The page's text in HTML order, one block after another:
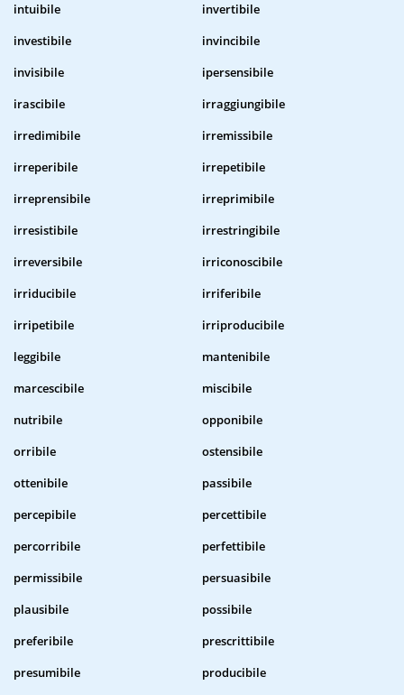
intuibile
invertibile
investibile
invincibile
invisibile
ipersensibile
irascibile
irraggiungibile
irredimibile
irremissibile
irreperibile
irrepetibile
irreprensibile
irreprimibile
irresistibile
irrestringibile
irreversibile
irriconoscibile
irriducibile
irriferibile
irripetibile
irriproducibile
leggibile
mantenibile
marcescibile
miscibile
nutribile
opponibile
orribile
ostensibile
ottenibile
passibile
percepibile
percettibile
percorribile
perfettibile
permissibile
persuasibile
plausibile
possibile
preferibile
prescrittibile
presumibile
producibile